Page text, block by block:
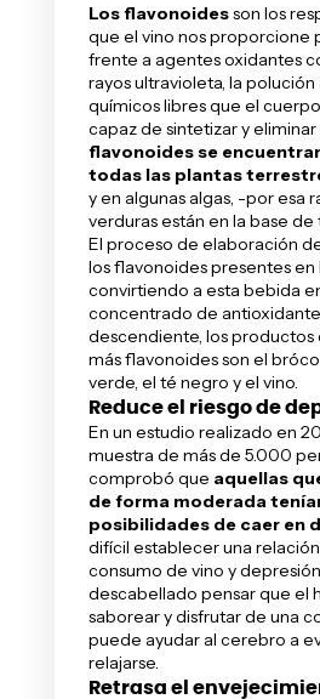
Los flavonoidesson los
que el vino nos proporcione
frente a agentes oxidantes
rayos ultravioleta, la
químicos libres que el
capaz de sintetizar y eliminar
flavonoides se
todas las plantas
y en algunas algas, -por esa
verduras están en la base de
El proceso de elaboración
los flavonoides presentes en
convirtiendo a esta bebida
concentrado de
descendiente, los
más flavonoides son el
verde, el té negro y el vino.
Reduce el riesgo de
En un estudio realizado en
muestra de más de 5.000
comprobó que aquellas
de forma moderada
posibilidades de caer en
difícil establecer una
consumo de vino y
descabellado pensar que el
saborear y disfrutar de una
puede ayudar al cerebro a
relajarse.
Retrasa el